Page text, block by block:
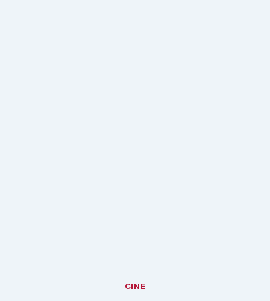
CINE